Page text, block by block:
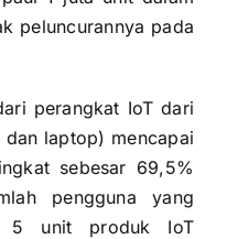
peluncurannya pada
perangkat IoT dari
dan laptop) mencapai
sebesar 69,5%
pengguna yang
5 unit produk IoT